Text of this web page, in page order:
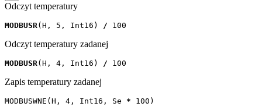
Odczyt temperatury
MODBUSR ( H , 5 , Int16 ) / 100
Odczyt temperatury zadanej
MODBUSR ( H , 4 , Int16 ) / 100
Zapis temperatury zadanej
MODBUSWNE ( H , 4 , Int16 , Se * 100 )